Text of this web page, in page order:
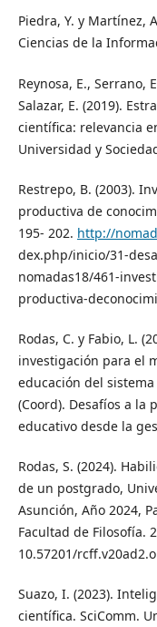
Piedra, Y. y Martínez,
Ciencias de la
Reynosa, E., Serrano,
Salazar, E. (2019).
científica: relevancia
Universidad y
Restrepo, B. (2003).
productiva de
195- 202. http://
dex.php/inicio/31-
nomadas18/461-
productiva-
Rodas, C. y Fabio, L.
investigación para el
educación del
(Coord). Desafíos a la
educativo desde la
Rodas, S. (2024).
de un postgrado,
Asunción, Año 2024,
Facultad de Filosofía.
10.57201/rcff.v20ad2.o
Suazo, I. (2023).
científica. SciComm.